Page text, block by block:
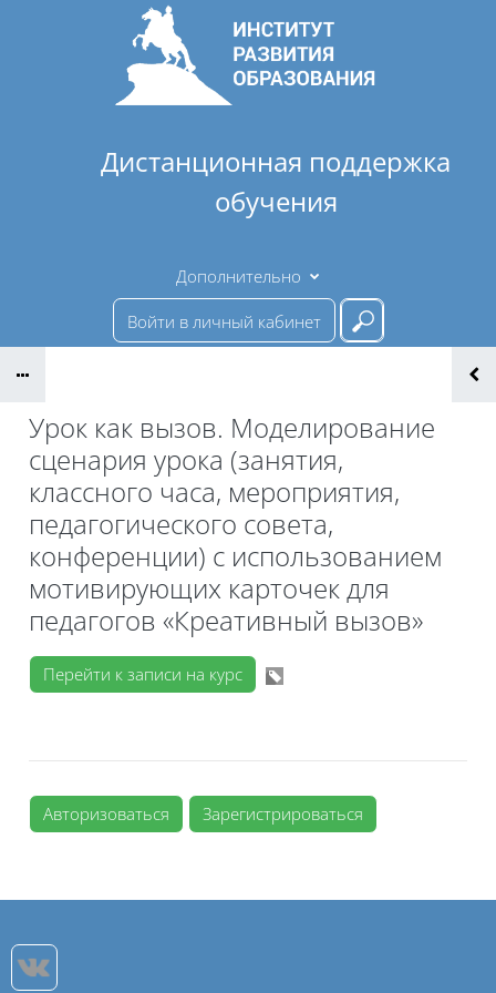
Перейти к основному содержанию
Дистанционная поддержка
обучения
Дополнительно
Введите ваш
Войти в личный кабинет
Урок как вызов. Моделирование
сценария урока (занятия,
классного часа, мероприятия,
педагогического совета,
конференции) с использованием
мотивирующих карточек для
педагогов «Креативный вызов»
Перейти к записи на курс
Авторизоваться Зарегистрироваться